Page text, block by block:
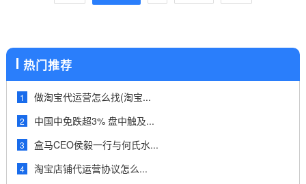
热门推荐
1 做淘宝代运营怎么找(淘宝...
2 中国中免跌超3% 盘中触及...
3 盒马CEO侯毅一行与何氏水...
4 淘宝店铺代运营协议怎么...